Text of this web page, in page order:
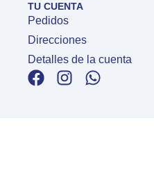
TU CUENTA
Pedidos
Direcciones
Detalles de la cuenta